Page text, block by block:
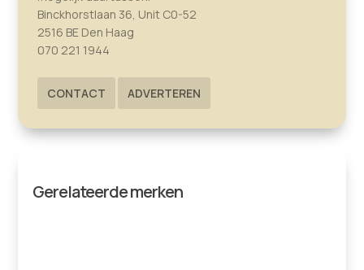
Binckhorstlaan 36, Unit C0-52
2516 BE Den Haag
070 221 1944
CONTACT ADVERTEREN
Gerelateerde merken